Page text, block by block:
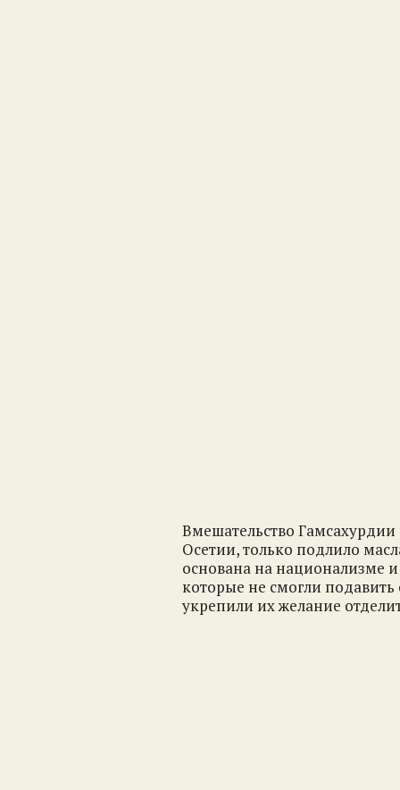
Вмешательство
Осетии, только подлило
основана на национализме
которые не смогли
укрепили их желание